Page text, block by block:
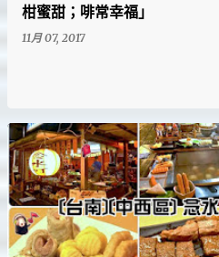
柑蜜甜；啡常幸福」
11月 07, 2017